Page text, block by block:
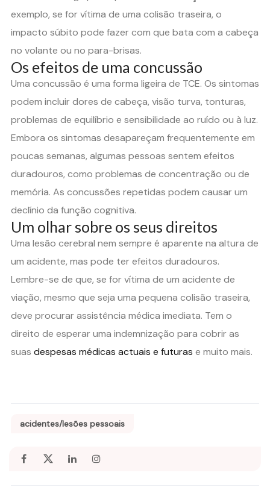
exemplo, se for vítima de uma colisão traseira, o
impacto súbito pode fazer com que bata com a cabeça
no volante ou no para-brisas.
Os efeitos de uma concussão
Uma concussão é uma forma ligeira de TCE. Os sintomas
podem incluir dores de cabeça, visão turva, tonturas,
problemas de equilíbrio e sensibilidade ao ruído ou à luz.
Embora os sintomas desapareçam frequentemente em
poucas semanas, algumas pessoas sentem efeitos
duradouros, como problemas de concentração ou de
memória. As concussões repetidas podem causar um
declínio da função cognitiva.
Um olhar sobre os seus direitos
Uma lesão cerebral nem sempre é aparente na altura de
um acidente, mas pode ter efeitos duradouros.
Lembre-se de que, se for vítima de um acidente de
viação, mesmo que seja uma pequena colisão traseira,
deve procurar assistência médica imediata. Tem o
direito de esperar uma indemnização para cobrir as
suas despesas médicas actuais e futuras e muito mais.
acidentes/lesões pessoais